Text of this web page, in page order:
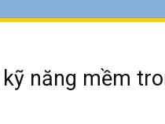
năng mềm